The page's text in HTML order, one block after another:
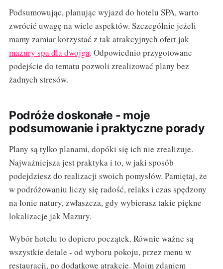
Podsumowując, planując wyjazd do hotelu SPA, warto
zwrócić uwagę na wiele aspektów. Szczególnie jeżeli
mamy zamiar korzystać z tak atrakcyjnych ofert jak
mazury spa dla dwojga. Odpowiednio przygotowane
podejście do tematu pozwoli zrealizować plany bez
żadnych stresów.
Podróże doskonałe - moje
podsumowanie i praktyczne porady
Plany są tylko planami, dopóki się ich nie zrealizuje.
Najważniejsza jest praktyka i to, w jaki sposób
podejdziesz do realizacji swoich pomysłów. Pamiętaj, że
w podróżowaniu liczy się radość, relaks i czas spędzony
na łonie natury, zwłaszcza, gdy wybierasz takie piękne
lokalizacje jak Mazury.
Wybór hotelu to dopiero początek. Równie ważne są
wszystkie detale - od wyboru pokoju, przez menu w
restauracji, po dodatkowe atrakcje. Moim zdaniem